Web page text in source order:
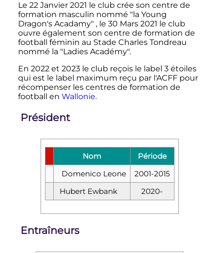
Le 22 Janvier 2021 le club crée son centre de
formation masculin nommé "la Young
Dragon's Acadamy" , le 30 Mars 2021 le club
ouvre également son centre de formation de
football féminin au Stade Charles Tondreau
nommé la "Ladies Académy".
En 2022 et 2023 le club reçois le label 3 étoiles
qui est le label maximum reçu par l'ACFF pour
récompenser les centres de formation de
football en Wallonie.
Président
Nom
Période
Domenico Leone
2001-2015
Hubert Ewbank
2020-
Entraîneurs